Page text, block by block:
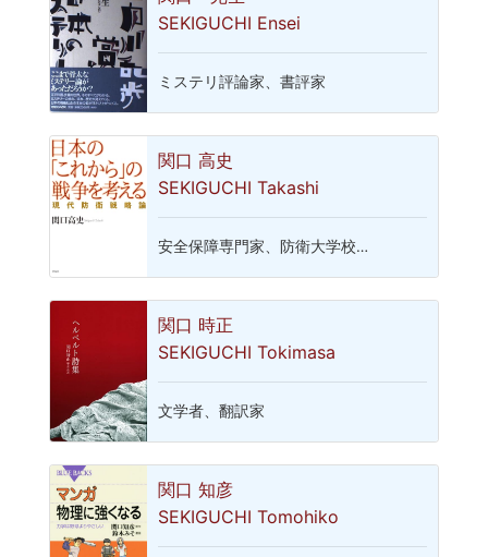
SEKIGUCHI Ensei
ミステリ評論家、書評家
関口 高史
SEKIGUCHI Takashi
安全保障専門家、防衛大学校…
関口 時正
SEKIGUCHI Tokimasa
文学者、翻訳家
関口 知彦
SEKIGUCHI Tomohiko